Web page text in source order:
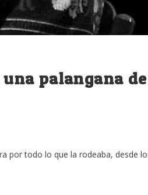
palangana de
por todo lo que la rodeaba, desde